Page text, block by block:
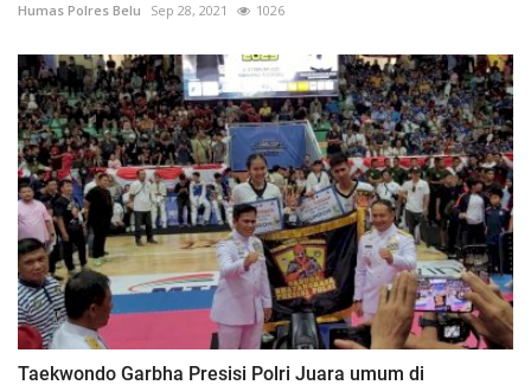
Humas Polres Belu Sep 28, 2021 1026
Taekwondo Garbha Presisi Polri Juara umum di